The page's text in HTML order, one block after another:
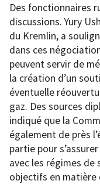
Des fonctionnaires
discussions. Yury
du Kremlin, a
dans ces
peuvent servir de
la création d’un
éventuelle
gaz. Des sources
indiqué que la
également de près
partie pour
avec les régimes
objectifs en matière